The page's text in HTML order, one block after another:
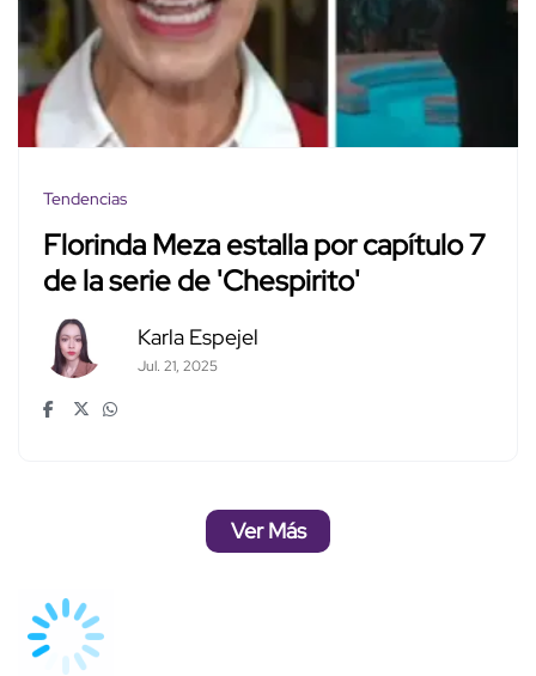
Tendencias
Florinda Meza estalla por capítulo 7
de la serie de 'Chespirito'
Karla Espejel
Jul. 21, 2025
Ver Más